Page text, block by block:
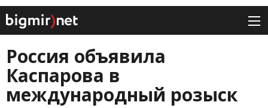
Россия объявила
Каспарова в
международный розыск